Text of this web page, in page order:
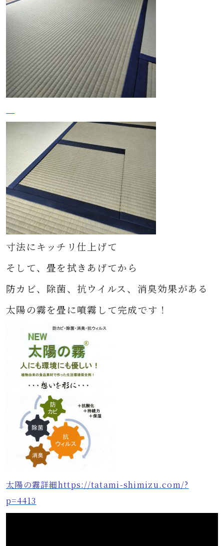
寸法にキッチリ仕上げて
そして、畳を拭きあげてから
防カビ、除菌、抗ウイルス、消臭効果がある
太陽の霧を畳に噴霧して完成です！
太陽の霧詳細https://tatami-shimizu.com/?
p=4413